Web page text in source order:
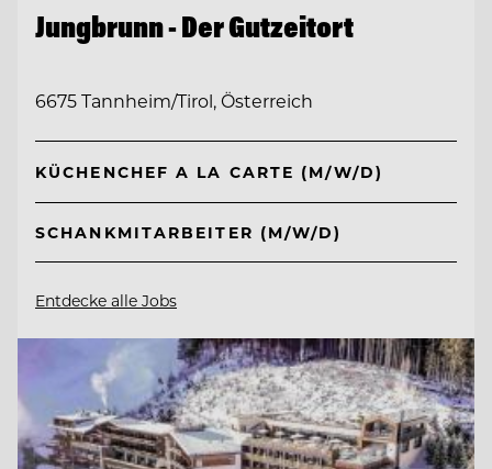
Jungbrunn - Der Gutzeitort
6675 Tannheim/Tirol, Österreich
KÜCHENCHEF A LA CARTE (M/W/D)
SCHANKMITARBEITER (M/W/D)
Entdecke alle Jobs